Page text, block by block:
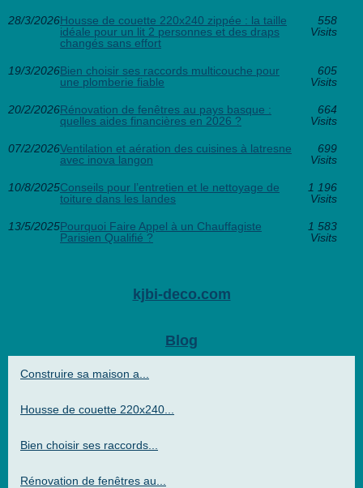
28/3/2026Housse de couette 220x240 zippée : la taille
idéale pour un lit 2 personnes et des draps
changés sans effort
558
Visits
19/3/2026Bien choisir ses raccords multicouche pour
une plomberie fiable
605
Visits
20/2/2026Rénovation de fenêtres au pays basque :
quelles aides financières en 2026 ?
664
Visits
07/2/2026Ventilation et aération des cuisines à latresne
avec inova langon
699
Visits
10/8/2025Conseils pour l’entretien et le nettoyage de
toiture dans les landes
1 196
Visits
13/5/2025Pourquoi Faire Appel à un Chauffagiste
Parisien Qualifié ?
1 583
Visits
kjbi-deco.com
Blog
Construire sa maison a...
Housse de couette 220x240...
Bien choisir ses raccords...
Rénovation de fenêtres au...